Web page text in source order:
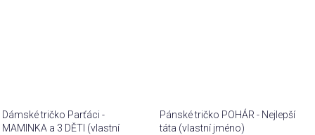
Dámské tričko Parťáci -
MAMINKA a 3 DĚTI (vlastní
Pánské tričko POHÁR - Nejlepší
táta (vlastní jméno)